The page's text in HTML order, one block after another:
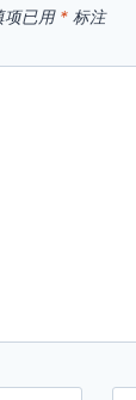
项已用 * 标注